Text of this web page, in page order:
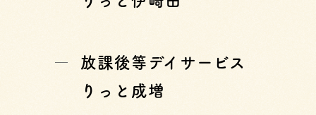
放課後等デイサービス
りっと成増